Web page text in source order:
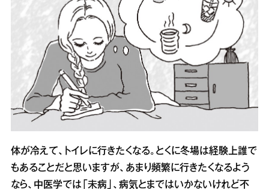
体が冷えて、トイレに行きたくなる。とくに冬場は経験上誰で
もあることだと思いますが、あまり頻繁に行きたくなるよう
なら、中医学では「未病」、病気とまではいかないけれど不